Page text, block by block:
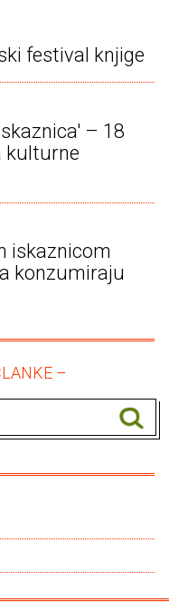
festival knjige
– 18
kulturne
iskaznicom
konzumiraju
–